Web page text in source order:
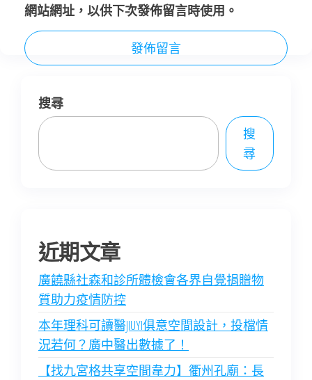
網站網址，以供下次發佈留言時使用。
搜尋
搜
尋
近期文章
廣饒縣社森和診所體檢會各界自覺捐贈物
質助力疫情防控
本年理科可讀醫JIUYI俱意空間設計，投檔情
況若何？廣中醫出數據了！
【找九宮格共享空間韋力】衢州孔廟：長